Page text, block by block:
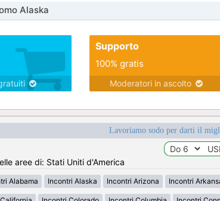
Alaska
Supporto
100% gratis
Moderatori in ascolto
Lavoriamo sodo per darti il
aree di: Stati Uniti d'America
Alabama Incontri Alaska Incontri Arizona Incontri